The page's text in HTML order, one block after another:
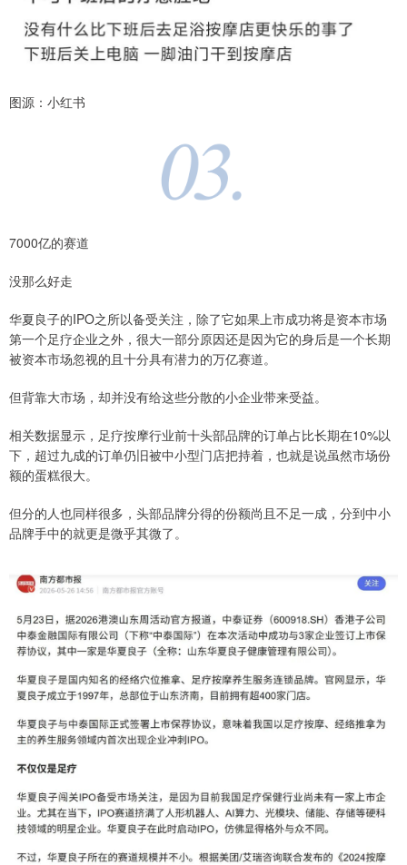
图源：小红书
7000亿的赛道
没那么好走
华夏良子的IPO之所以备受关注，除了它如果上市成功将是资本市场
第一个足疗企业之外，很大一部分原因还是因为它的身后是一个长期
被资本市场忽视的且十分具有潜力的万亿赛道。
但背靠大市场，却并没有给这些分散的小企业带来受益。
相关数据显示，足疗按摩行业前十头部品牌的订单占比长期在10%以
下，超过九成的订单仍旧被中小型门店把持着，也就是说虽然市场份
额的蛋糕很大。
但分的人也同样很多，头部品牌分得的份额尚且不足一成，分到中小
品牌手中的就更是微乎其微了。